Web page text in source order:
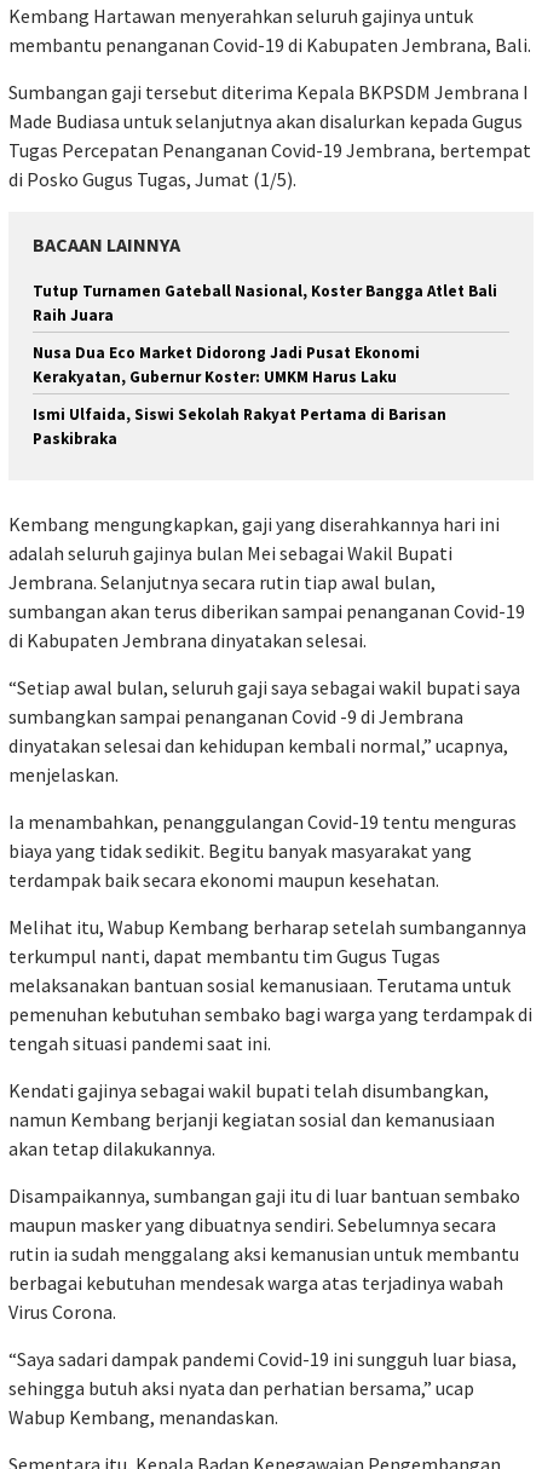
Kembang Hartawan menyerahkan seluruh gajinya untuk
membantu penanganan Covid-19 di Kabupaten Jembrana, Bali.
Sumbangan gaji tersebut diterima Kepala BKPSDM Jembrana I
Made Budiasa untuk selanjutnya akan disalurkan kepada Gugus
Tugas Percepatan Penanganan Covid-19 Jembrana, bertempat
di Posko Gugus Tugas, Jumat (1/5).
BACAAN LAINNYA
Tutup Turnamen Gateball Nasional, Koster Bangga Atlet Bali
Raih Juara
Nusa Dua Eco Market Didorong Jadi Pusat Ekonomi
Kerakyatan, Gubernur Koster: UMKM Harus Laku
Ismi Ulfaida, Siswi Sekolah Rakyat Pertama di Barisan
Paskibraka
Kembang mengungkapkan, gaji yang diserahkannya hari ini
adalah seluruh gajinya bulan Mei sebagai Wakil Bupati
Jembrana. Selanjutnya secara rutin tiap awal bulan,
sumbangan akan terus diberikan sampai penanganan Covid-19
di Kabupaten Jembrana dinyatakan selesai.
“Setiap awal bulan, seluruh gaji saya sebagai wakil bupati saya
sumbangkan sampai penanganan Covid -9 di Jembrana
dinyatakan selesai dan kehidupan kembali normal,” ucapnya,
menjelaskan.
Ia menambahkan, penanggulangan Covid-19 tentu menguras
biaya yang tidak sedikit. Begitu banyak masyarakat yang
terdampak baik secara ekonomi maupun kesehatan.
Melihat itu, Wabup Kembang berharap setelah sumbangannya
terkumpul nanti, dapat membantu tim Gugus Tugas
melaksanakan bantuan sosial kemanusiaan. Terutama untuk
pemenuhan kebutuhan sembako bagi warga yang terdampak di
tengah situasi pandemi saat ini.
Kendati gajinya sebagai wakil bupati telah disumbangkan,
namun Kembang berjanji kegiatan sosial dan kemanusiaan
akan tetap dilakukannya.
Disampaikannya, sumbangan gaji itu di luar bantuan sembako
maupun masker yang dibuatnya sendiri. Sebelumnya secara
rutin ia sudah menggalang aksi kemanusian untuk membantu
berbagai kebutuhan mendesak warga atas terjadinya wabah
Virus Corona.
“Saya sadari dampak pandemi Covid-19 ini sungguh luar biasa,
sehingga butuh aksi nyata dan perhatian bersama,” ucap
Wabup Kembang, menandaskan.